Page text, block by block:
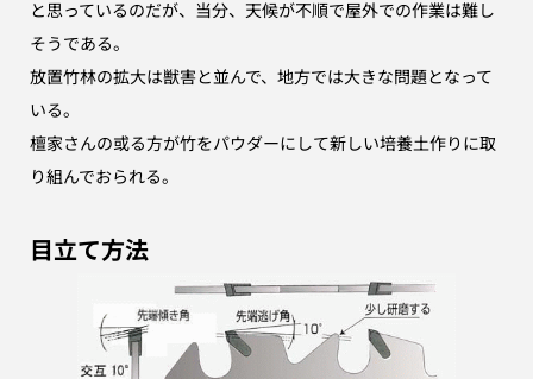
と思っているのだが、 当分、天候が不順で屋外での作業は難し
そうである。
放置竹林の拡大は獣害と並んで、地方では大きな問題となって
いる。
檀家さんの或る方が竹をパウダーにして新しい培養土作りに取
り組んでおられる。
目立て方法